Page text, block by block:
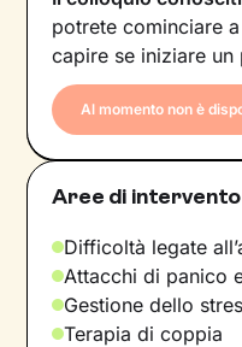
potrete cominciare
capire se iniziare un
Al momento non è
Aree di intervento
Difficoltà legate
Attacchi di panico
Gestione dello
Terapia di coppia